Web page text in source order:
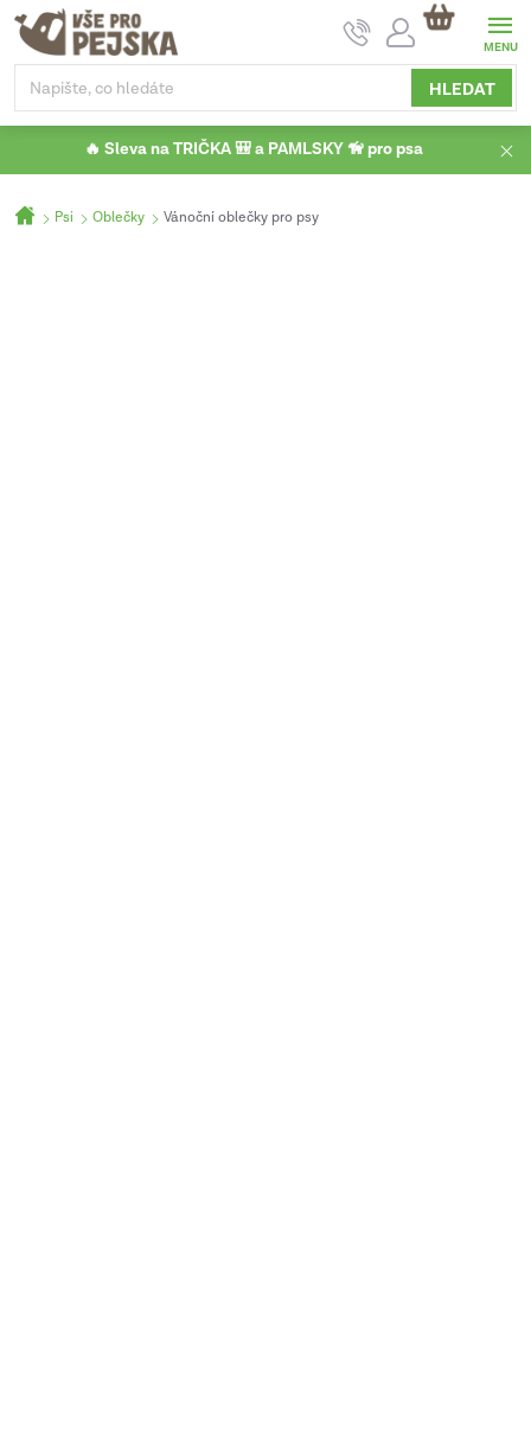
Přejít
obsah
HLEDAT
NÁKUPNÍ
KOŠÍK
🔥 Sleva na TRIČKA 🎒 a PAMLSKY 🦮 pro psa
Domů
Psi Oblečky Vánoční oblečky pro psy